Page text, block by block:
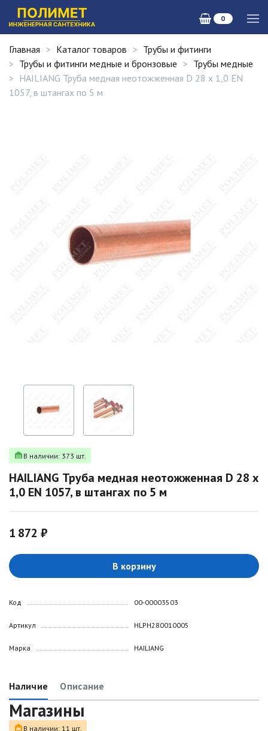
0
Главная Каталог товаров
Трубы и фитинги
Трубы и фитинги медные и бронзовые
Трубы медные
HAILIANG Труба медная неотожженная D 28 х 1,0 EN
1057, в штангах по 5 м
В наличии: 373 шт.
HAILIANG Труба медная неотожженная D 28 х
1,0 EN 1057, в штангах по 5 м
1 872 ₽
В корзину
Код
Артикул
Марка
00-00003503
HLPH280010005
HAILIANG
Наличие Описание
Магазины
В наличии: 11 шт.